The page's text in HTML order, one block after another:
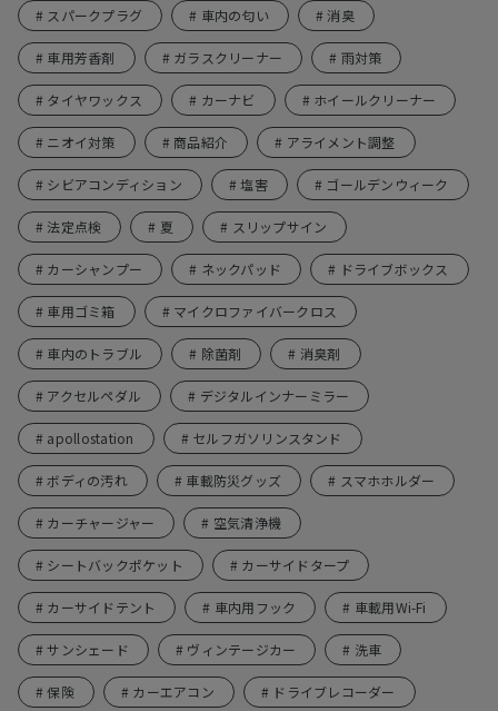
# スパークプラグ # 車内の匂い # 消臭
# 車用芳香剤 # ガラスクリーナー # 雨対策
# タイヤワックス # カーナビ # ホイールクリーナー
# ニオイ対策 # 商品紹介 # アライメント調整
# シビアコンディション # 塩害 # ゴールデンウィーク
# 法定点検 # 夏 # スリップサイン
# カーシャンプー # ネックパッド # ドライブボックス
# 車用ゴミ箱 # マイクロファイバークロス
# 車内のトラブル # 除菌剤 # 消臭剤
# アクセルペダル # デジタルインナーミラー
# apollostation # セルフガソリンスタンド
# ボディの汚れ # 車載防災グッズ # スマホホルダー
# カーチャージャー # 空気清浄機
# シートバックポケット # カーサイドタープ
# カーサイドテント # 車内用フック # 車載用Wi-Fi
# サンシェード # ヴィンテージカー # 洗車
# 保険 # カーエアコン # ドライブレコーダー